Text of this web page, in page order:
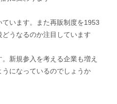
います。また再販制度を1953
うなるのか注目しています
新規参入を考える企業も増え
になっているのでしょうか